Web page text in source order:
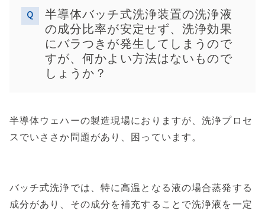
半導体バッチ式洗浄装置の洗浄液
の成分比率が安定せず、洗浄効果
にバラつきが発生してしまうので
すが、何かよい方法はないもので
しょうか？
半導体ウェハーの製造現場におりますが、洗浄プロセ
スでいささか問題があり、困っています。
バッチ式洗浄では、特に高温となる液の場合蒸発する
成分があり、その成分を補充することで洗浄液を一定